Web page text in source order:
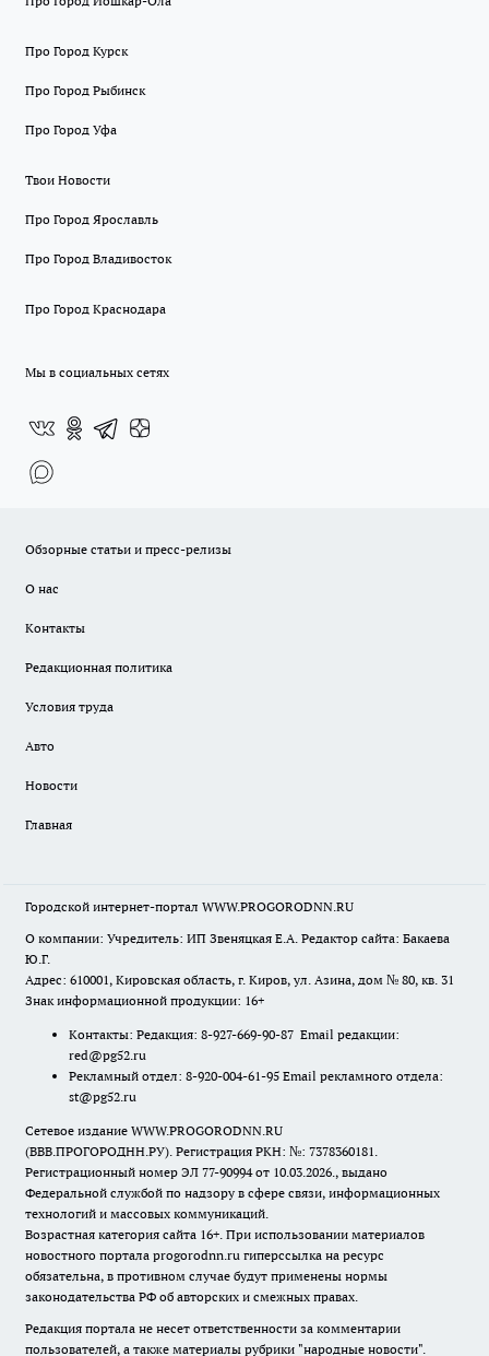
Про Город Курск
Про Город Рыбинск
Про Город Уфа
Твои Новости
Про Город Ярославль
Про Город Владивосток
Про Город Краснодара
Мы в социальных сетях
Обзорные статьи и пресс-релизы
О нас
Контакты
Редакционная политика
Условия труда
Авто
Новости
Главная
Городской интернет-портал WWW.PROGORODNN.RU
О компании: Учредитель: ИП Звеняцкая Е.А. Редактор сайта: Бакаева
Ю.Г.
Адрес: 610001, Кировская область, г. Киров, ул. Азина, дом № 80, кв. 31
Знак информационной продукции: 16+
Контакты: Редакция: 8-927-669-90-87 Email редакции:
red@pg52.ru
Рекламный отдел: 8-920-004-61-95 Email рекламного отдела:
st@pg52.ru
Сетевое издание WWW.PROGORODNN.RU
(ВВВ.ПРОГОРОДНН.РУ). Регистрация РКН: №: 7378360181.
Регистрационный номер ЭЛ 77-90994 от 10.03.2026., выдано
Федеральной службой по надзору в сфере связи, информационных
технологий и массовых коммуникаций.
Возрастная категория сайта 16+. При использовании материалов
новостного портала progorodnn.ru гиперссылка на ресурс
обязательна, в противном случае будут применены нормы
законодательства РФ об авторских и смежных правах.
Редакция портала не несет ответственности за комментарии
пользователей, а также материалы рубрики "народные новости".